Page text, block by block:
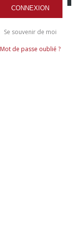
CONNEXION
Se souvenir de moi
Mot de passe oublié ?